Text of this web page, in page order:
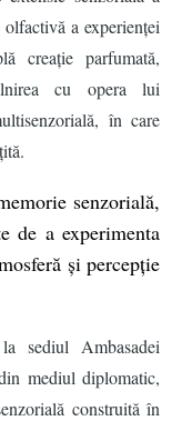
olfactivă a experienței
creație parfumată,
cu opera lui
ă, în care
senzorială,
de a experimenta
ă și percepție
sediul Ambasadei
mediul diplomatic,
ă construită în